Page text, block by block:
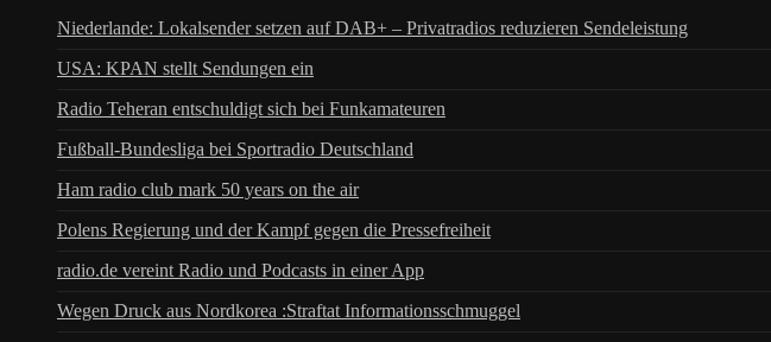
Niederlande: Lokalsender setzen auf DAB+ – Privatradios reduzieren Sendeleistung
USA: KPAN stellt Sendungen ein
Radio Teheran entschuldigt sich bei Funkamateuren
Fußball-Bundesliga bei Sportradio Deutschland
Ham radio club mark 50 years on the air
Polens Regierung und der Kampf gegen die Pressefreiheit
radio.de vereint Radio und Podcasts in einer App
Wegen Druck aus Nordkorea :Straftat Informationsschmuggel